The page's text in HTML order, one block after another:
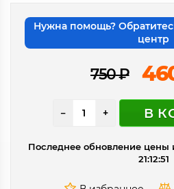
Нужна помощь?
центр
750₽
− + В
Последнее обновление цены
21:12:51